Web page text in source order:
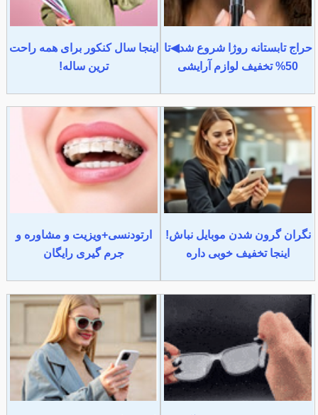
حراج تابستانه روژا شروع شد◀تا
50% تخفیف لوازم آرایشی
اینجا سال کنکور برای همه راحت
ترین ساله!
نگران گرون شدن موبایل نباش!
اینجا تخفیف خوبی داره
ارتودنسی+ویزیت و مشاوره و
جرم گیری رایگان